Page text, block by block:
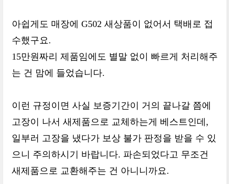
아쉽게도 매장에 G502 새상품이 없어서 택배로 접
수했구요.
15만원짜리 제품임에도 별말 없이 빠르게 처리해주
는 건 맘에 들었습니다.
이런 규정이면 사실 보증기간이 거의 끝나갈 쯤에
고장이 나서 새제품으로 교체하는게 베스트인데,
일부러 고장을 냈다가 보상 불가 판정을 받을 수 있
으니 주의하시기 바랍니다. 파손되었다고 무조건
새제품으로 교환해주는 건 아니니까요.